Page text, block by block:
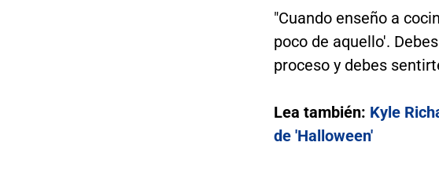
"Cuando enseño a
poco de aquello'.
proceso y debes
Lea también: Kyle
de 'Halloween'